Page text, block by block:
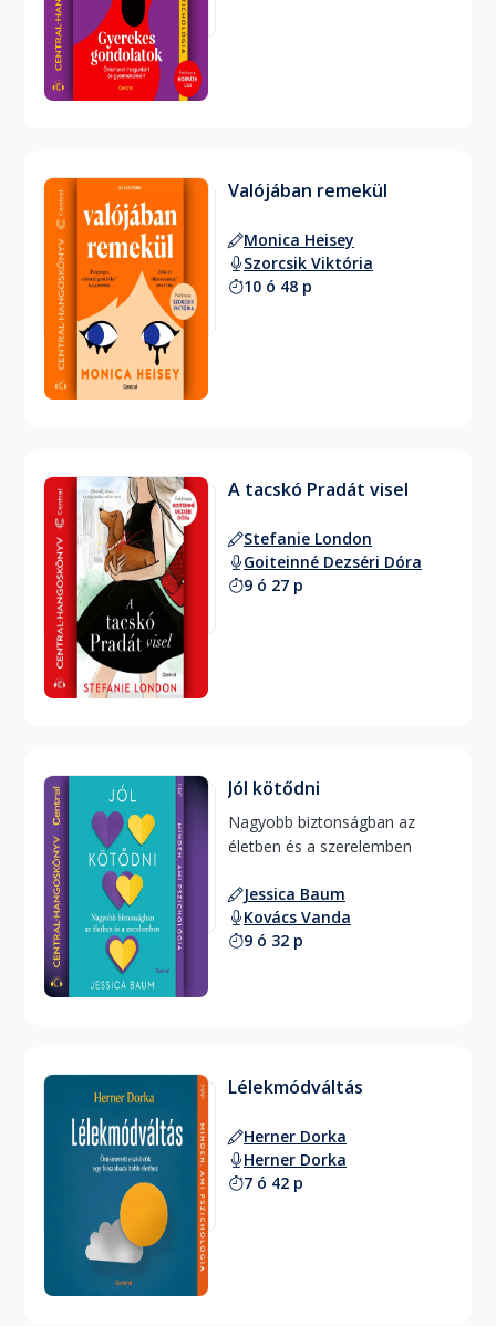
Valójában remekül
Monica Heisey
Szorcsik Viktória
10 ó 48 p
A tacskó Pradát visel
Stefanie London
Goiteinné Dezséri Dóra
9 ó 27 p
Jól kötődni
Nagyobb biztonságban az
Jessica Baum
Kovács Vanda
9 ó 32 p
Lélekmódváltás
Herner Dorka
Herner Dorka
7 ó 42 p